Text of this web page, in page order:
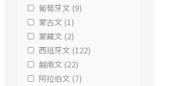
葡萄牙文 (9)
蒙古文 (1)
蒙藏文 (2)
西班牙文 (122)
越南文 (22)
阿拉伯文 (7)